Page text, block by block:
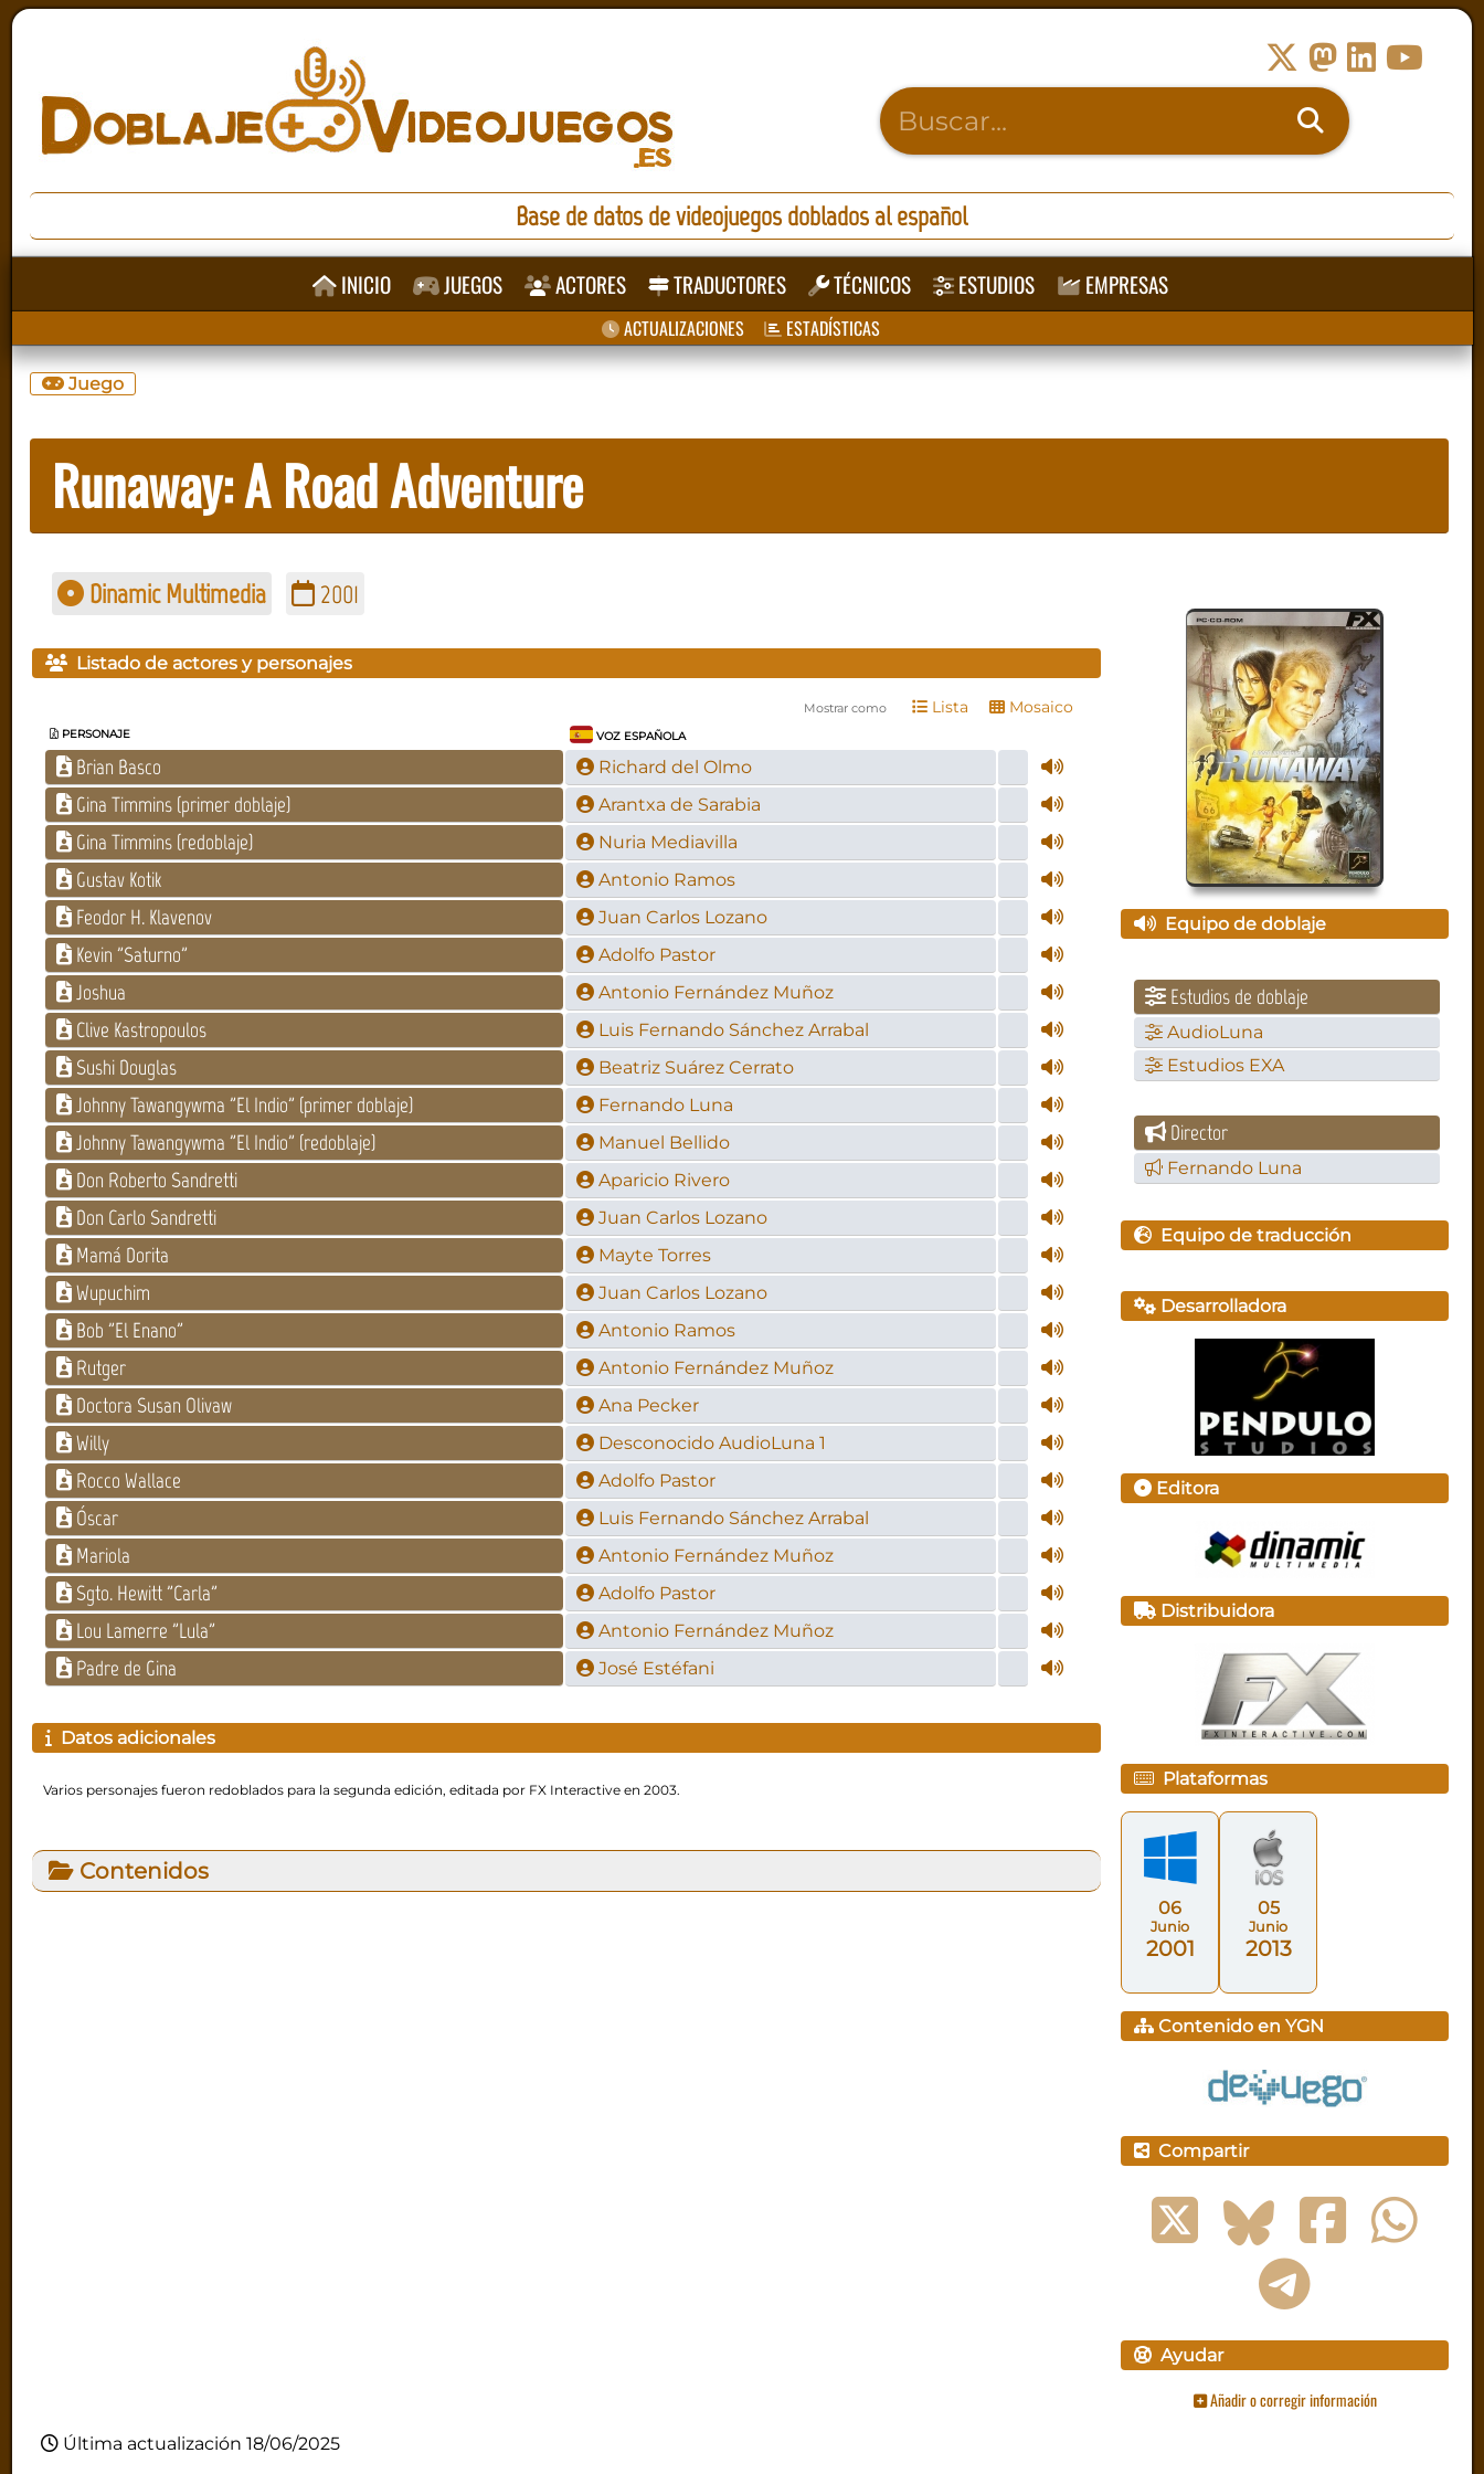
Base de datos de videojuegos doblados al español
INICIO JUEGOS ACTORES TRADUCTORES TÉCNICOS ESTUDIOS EMPRESAS
ACTUALIZACIONES ESTADÍSTICAS
Juego
Runaway: A Road Adventure
Dinamic Multimedia 2001
Listado de actores y personajes
Mostrar como Lista Mosaico
PERSONAJE VOZ ESPAÑOLA
Brian Basco Richard del Olmo
Gina Timmins (primer doblaje) Arantxa de Sarabia
Gina Timmins (redoblaje) Nuria Mediavilla
Gustav Kotik Antonio Ramos
Feodor H. Klavenov Juan Carlos Lozano
Kevin "Saturno" Adolfo Pastor
Joshua Antonio Fernández Muñoz
Clive Kastropoulos Luis Fernando Sánchez Arrabal
Sushi Douglas Beatriz Suárez Cerrato
Johnny Tawangywma "El Indio" (primer doblaje) Fernando Luna
Johnny Tawangywma "El Indio" (redoblaje) Manuel Bellido
Don Roberto Sandretti Aparicio Rivero
Don Carlo Sandretti Juan Carlos Lozano
Mamá Dorita Mayte Torres
Wupuchim Juan Carlos Lozano
Bob "El Enano" Antonio Ramos
Rutger Antonio Fernández Muñoz
Doctora Susan Olivaw Ana Pecker
Willy Desconocido AudioLuna 1
Rocco Wallace Adolfo Pastor
Óscar Luis Fernando Sánchez Arrabal
Mariola Antonio Fernández Muñoz
Sgto. Hewitt "Carla" Adolfo Pastor
Lou Lamerre "Lula" Antonio Fernández Muñoz
Padre de Gina José Estéfani
Datos adicionales
Varios personajes fueron redoblados para la segunda edición, editada por FX Interactive en 2003.
Contenidos
Equipo de doblaje
Estudios de doblaje
AudioLuna
Estudios EXA
Director
Fernando Luna
Equipo de traducción
Desarrolladora
Editora
Distribuidora
Plataformas
06
Junio
2001
05
Junio
2013
Contenido en YGN
Compartir
Ayudar
Añadir o corregir información
Última actualización 18/06/2025